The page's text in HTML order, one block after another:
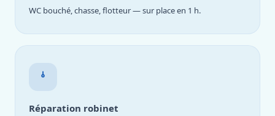
WC bouché, chasse, flotteur — sur place en 1 h.
Réparation robinet